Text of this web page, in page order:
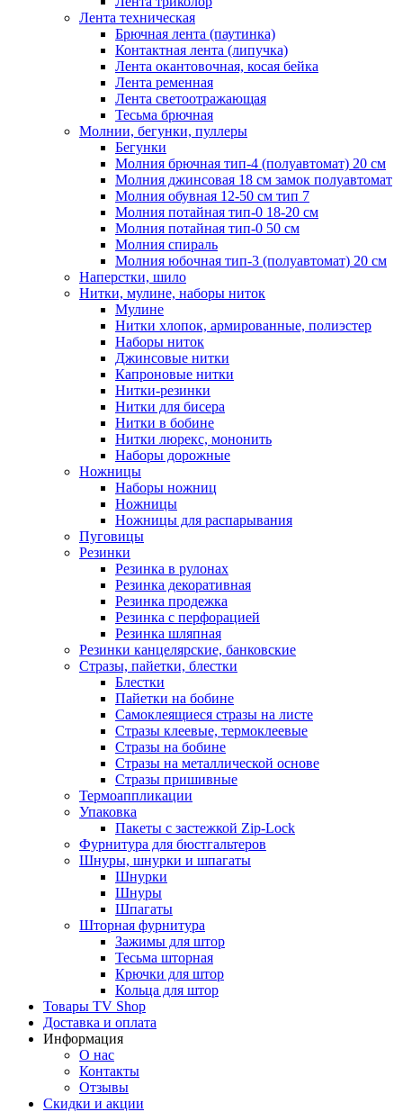
Лента техническая
Брючная лента (паутинка)
Контактная лента (липучка)
Лента окантовочная, косая бейка
Лента ременная
Лента светоотражающая
Тесьма брючная
Молнии, бегунки, пуллеры
Бегунки
Молния брючная тип-4 (полуавтомат) 20 см
Молния джинсовая 18 см замок полуавтомат
Молния обувная 12-50 см тип 7
Молния потайная тип-0 18-20 см
Молния потайная тип-0 50 см
Молния спираль
Молния юбочная тип-3 (полуавтомат) 20 см
Наперстки, шило
Нитки, мулине, наборы ниток
Мулине
Нитки хлопок, армированные, полиэстер
Наборы ниток
Джинсовые нитки
Капроновые нитки
Нитки-резинки
Нитки для бисера
Нитки в бобине
Нитки люрекс, мононить
Наборы дорожные
Ножницы
Наборы ножниц
Ножницы
Ножницы для распарывания
Пуговицы
Резинки
Резинка в рулонах
Резинка декоративная
Резинка продежка
Резинка с перфорацией
Резинка шляпная
Резинки канцелярские, банковские
Стразы, пайетки, блестки
Блестки
Пайетки на бобине
Самоклеящиеся стразы на листе
Стразы клеевые, термоклеевые
Стразы на бобине
Стразы на металлической основе
Стразы пришивные
Термоаппликации
Упаковка
Пакеты с застежкой Zip-Lock
Фурнитура для бюстгальтеров
Шнуры, шнурки и шпагаты
Шнурки
Шнуры
Шпагаты
Шторная фурнитура
Зажимы для штор
Тесьма шторная
Крючки для штор
Кольца для штор
Товары TV Shop
Доставка и оплата
Информация
О нас
Контакты
Отзывы
Скидки и акции